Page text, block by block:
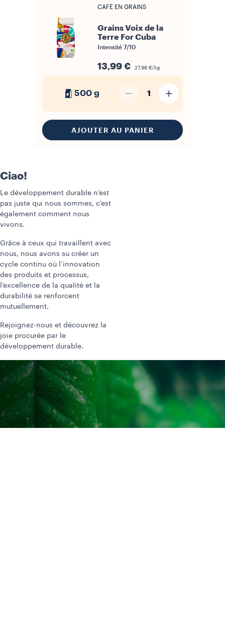
CAFÉ EN GRAINS
Grains Voix de la
Terre For Cuba
Intensité 7/10
13,99 € 27,98 €/kg
500 g 1
AJOUTER AU PANIER
Ciao!
Le développement durable n’est
pas juste qui nous sommes, c’est
également comment nous
vivons.
Grâce à ceux qui travaillent avec
nous, nous avons su créer un
cycle continu où l’innovation
des produits et processus,
l’excellence de la qualité et la
durabilité se renforcent
mutuellement.
Rejoignez-nous et découvrez la
joie procurée par le
développement durable.